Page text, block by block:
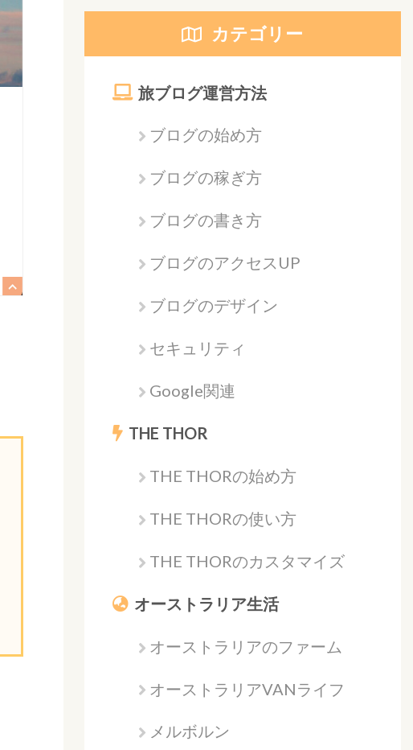
カテゴリー
旅ブログ運営方法
ブログの始め方
ブログの稼ぎ方
ブログの書き方
ブログのアクセスUP
ブログのデザイン
セキュリティ
Google関連
THE THOR
THE THORの始め方
THE THORの使い方
THE THORのカスタマイズ
オーストラリア生活
オーストラリアのファーム
オーストラリアVANライフ
メルボルン